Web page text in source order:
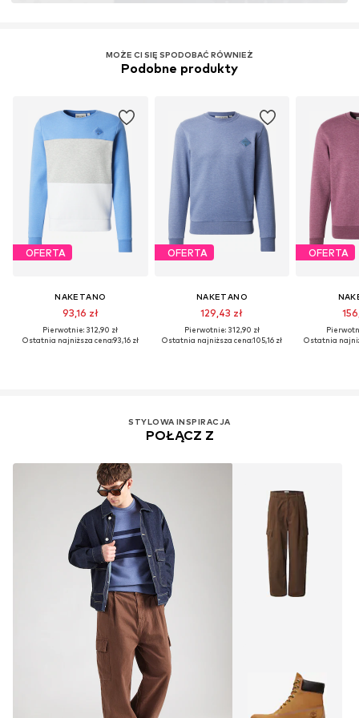
MOŻE CI SIĘ SPODOBAĆ RÓWNIEŻ
Podobne produkty
OFERTA
NAKETANO
93,16 zł
Pierwotnie: 312,90 zł
Ostatnia najniższa cena:93,16 zł
OFERTA
NAKETANO
129,43 zł
Pierwotnie: 312,90 zł
Ostatnia najniższa cena:105,16 zł
OFERTA
Ostatnia
STYLOWA INSPIRACJA
POŁĄCZ Z